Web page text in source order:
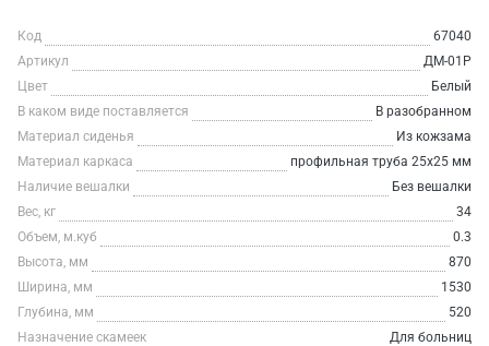
Код
67040
Артикул
ДМ-01Р
Цвет
Белый
В каком виде поставляется
В разобранном
Материал сиденья
Из кожзама
Материал каркаса
профильная труба 25х25 мм
Наличие вешалки
Без вешалки
Вес, кг
34
Объем, м.куб
0.3
Высота, мм
870
Ширина, мм
1530
Глубина, мм
520
Назначение скамеек
Для больниц